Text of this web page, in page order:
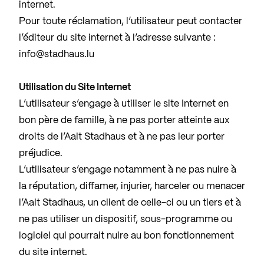
internet.
Pour toute réclamation, l’utilisateur peut contacter
l’éditeur du site internet à l’adresse suivante :
info@stadhaus.lu
Utilisation du Site Internet
L’utilisateur s’engage à utiliser le site Internet en
bon père de famille, à ne pas porter atteinte aux
droits de l’Aalt Stadhaus et à ne pas leur porter
préjudice.
L’utilisateur s’engage notamment à ne pas nuire à
la réputation, diffamer, injurier, harceler ou menacer
l’Aalt Stadhaus, un client de celle-ci ou un tiers et à
ne pas utiliser un dispositif, sous-programme ou
logiciel qui pourrait nuire au bon fonctionnement
du site internet.